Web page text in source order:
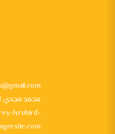
24 محمد
lyrebird-